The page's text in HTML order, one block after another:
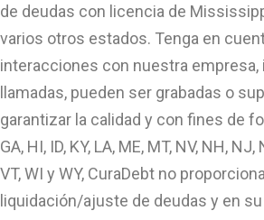
de deudas con licencia de
varios otros estados. Tenga en
interacciones con nuestra empresa,
llamadas, pueden ser grabadas o
garantizar la calidad y con fines de
GA, HI, ID, KY, LA, ME, MT, NV, NH, NJ,
VT, WI y WY, CuraDebt no
liquidación/ajuste de deudas y en